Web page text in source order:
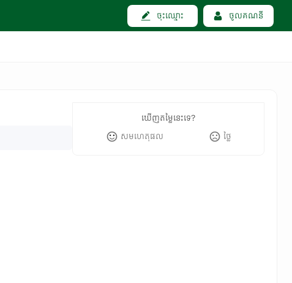
ចុះឈ្មោះ ចូលគណនី
ឃើញតម្លៃនេះទេ?
សមហេតុផល
ថ្លៃ